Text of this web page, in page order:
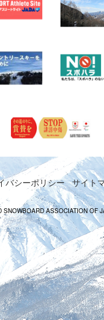
バシーポリシー サイト
ASSOCIATION OF